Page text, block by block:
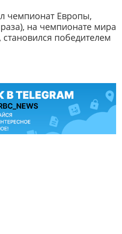
чемпионат Европы,
на чемпионате мира
победителем